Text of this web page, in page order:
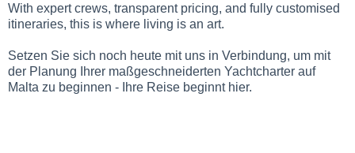
With expert crews, transparent pricing, and fully customised
itineraries, this is where living is an art.
Setzen Sie sich noch heute mit uns in Verbindung, um mit
der Planung Ihrer maßgeschneiderten Yachtcharter auf
Malta zu beginnen - Ihre Reise beginnt hier.